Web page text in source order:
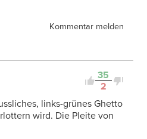
Kommentar melden
35
2
links-grünes Ghetto
wird. Die Pleite von